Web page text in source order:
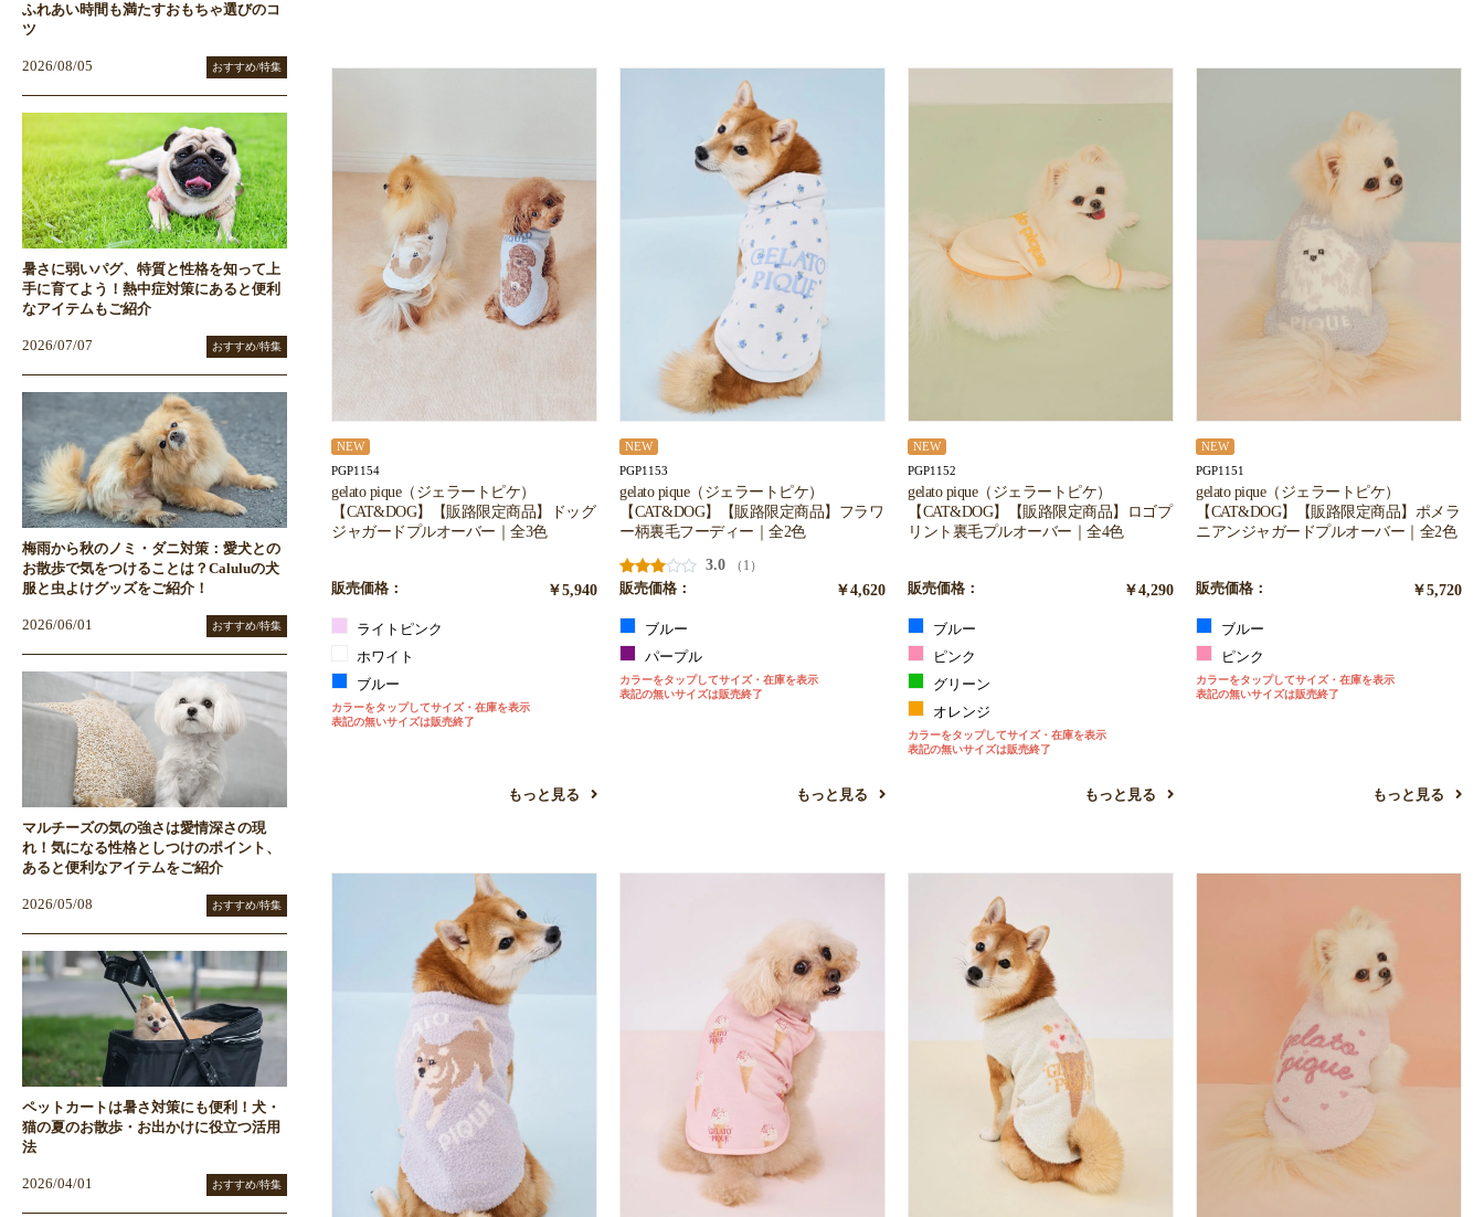
NEW
PGP1154
gelato pique（ジェラートピケ）
【CAT&DOG】【販路限定商品】ドッグ
ジャガードプルオーバー｜全3色
販売価格： ￥5,940
ライトピンク
ホワイト
ブルー
カラーをタップしてサイズ・在庫を表示
表記の無いサイズは販売終了
もっと見る
NEW
PGP1153
gelato pique（ジェラートピケ）
【CAT&DOG】【販路限定商品】フラワ
ー柄裏毛フーディー｜全2色
3.0
（1）
販売価格：
￥4,620
ブルー
パープル
カラーをタップしてサイズ・在庫を表示
表記の無いサイズは販売終了
もっと見る
NEW
PGP1152
gelato pique（ジェラートピケ）
【CAT&DOG】【販路限定商品】ロゴプ
リント裏毛プルオーバー｜全4色
販売価格： ￥4,290
ブルー
ピンク
グリーン
オレンジ
カラーをタップしてサイズ・在庫を表示
表記の無いサイズは販売終了
もっと見る
NEW
PGP1151
gelato pique（ジェラートピケ）
【CAT&DOG】【販路限定商品】ポメラ
ニアンジャガードプルオーバー｜全2色
販売価格： ￥5,720
ブルー
ピンク
カラーをタップしてサイズ・在庫を表示
表記の無いサイズは販売終了
もっと見る
ふれあい時間も満たすおもちゃ選びのコ
ツ
2026/08/05 おすすめ/特集
暑さに弱いパグ、特質と性格を知って上
手に育てよう！熱中症対策にあると便利
なアイテムもご紹介
2026/07/07 おすすめ/特集
梅雨から秋のノミ・ダニ対策：愛犬との
お散歩で気をつけることは？Caluluの犬
服と虫よけグッズをご紹介！
2026/06/01 おすすめ/特集
マルチーズの気の強さは愛情深さの現
れ！気になる性格としつけのポイント、
あると便利なアイテムをご紹介
2026/05/08 おすすめ/特集
ペットカートは暑さ対策にも便利！犬・
猫の夏のお散歩・お出かけに役立つ活用
法
2026/04/01 おすすめ/特集